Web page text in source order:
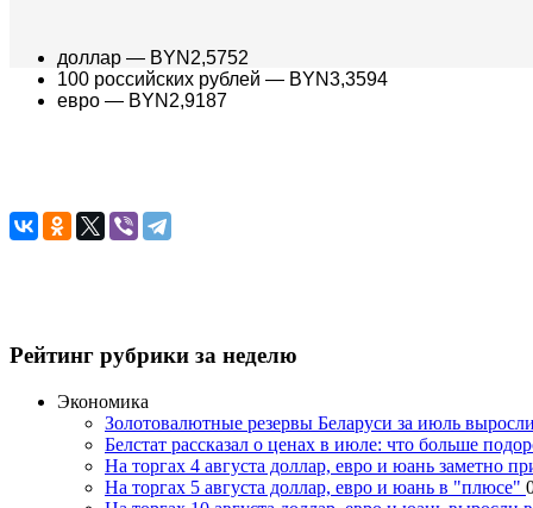
доллар — BYN2,5752
100 российских рублей — BYN3,3594
евро — BYN2,9187
Рейтинг рубрики за неделю
Экономика
Золотовалютные резервы Беларуси за июль
Белстат рассказал о ценах в июле: что больше
На торгах 4 августа доллар, евро и юань заметно
На торгах 5 августа доллар, евро и юань в "плюсе"